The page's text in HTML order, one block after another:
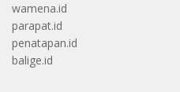
wamena.id
parapat.id
penatapan.id
balige.id